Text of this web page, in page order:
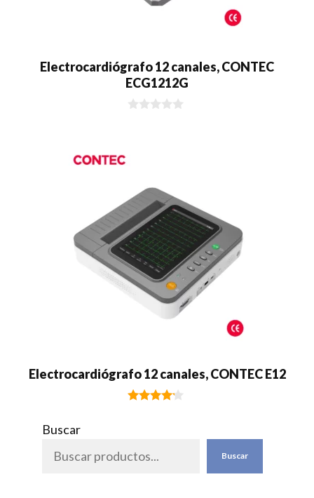
Electrocardiógrafo 12 canales, CONTEC
ECG1212G
Electrocardiógrafo 12 canales, CONTEC E12
Buscar
Buscar